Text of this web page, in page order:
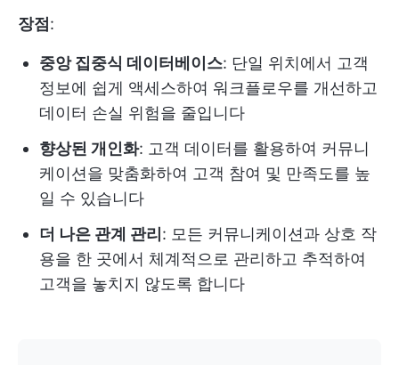
장점 :
중앙 집중식 데이터베이스: 단일 위치에서 고객
정보에 쉽게 액세스하여 워크플로우를 개선하고
데이터 손실 위험을 줄입니다
향상된 개인화: 고객 데이터를 활용하여 커뮤니
케이션을 맞춤화하여 고객 참여 및 만족도를 높
일 수 있습니다
더 나은 관계 관리 : 모든 커뮤니케이션과 상호 작
용을 한 곳에서 체계적으로 관리하고 추적하여
고객을 놓치지 않도록 합니다